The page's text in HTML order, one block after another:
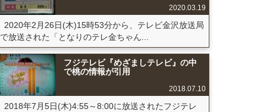
2020.03.19
2020年2月26日(木)15時53分から、テレビ金沢放送局
で放送された「となりのテレ金ちゃん...
フジテレビ『めざましテレビ』の中
で桃の情報が引用
2018.07.10
2018年7月5日(木)4:55～8:00に放送されたフジテレ